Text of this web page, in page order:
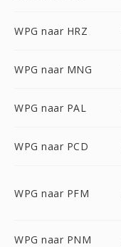
WPG naar HRZ
WPG naar MNG
WPG naar PAL
WPG naar PCD
WPG naar PFM
WPG naar PNM